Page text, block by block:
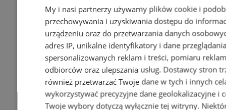
My i nasi partnerzy używamy plików cookie i
przechowywania i uzyskiwania dostępu do
urządzeniu oraz do przetwarzania danych
adres IP, unikalne identyfikatory i dane
spersonalizowanych reklam i treści, pomiaru
odbiorców oraz ulepszania usług. Dostawcy stron
również przetwarzać Twoje dane w tych i innych
wykorzystywać precyzyjne dane geolokalizacyjne i
Twoje wybory dotyczą wyłącznie tej witryny.